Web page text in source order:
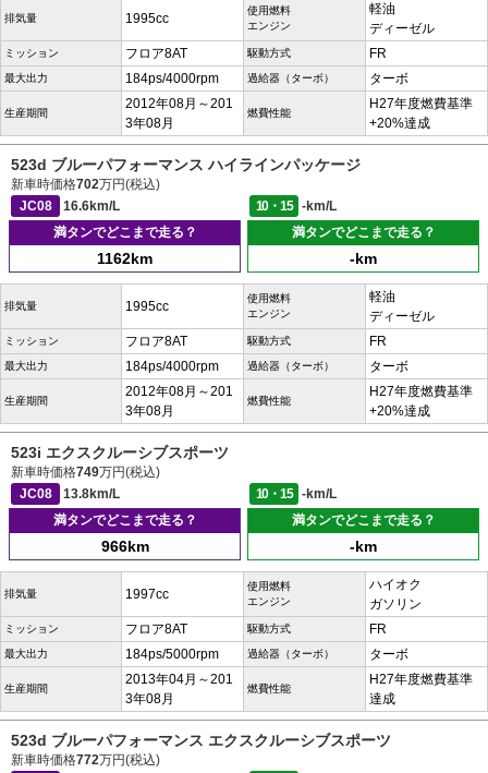
排気量 1995cc
使用燃料
エンジン
軽油
ディーゼル
ミッション フロア8AT 駆動方式 FR
最大出力 184ps/4000rpm 過給器（ターボ） ターボ
生産期間
2012年08月～201
3年08月
燃費性能
H27年度燃費基準
+20%達成
523d ブルーパフォーマンス ハイラインパッケージ
新車時価格702万円(税込)
JC08
16.6km/L 10・15
-km/L
満タンでどこまで走る？
1162km
満タンでどこまで走る？
-km
排気量 1995cc
使用燃料
エンジン
軽油
ディーゼル
ミッション フロア8AT 駆動方式 FR
最大出力 184ps/4000rpm 過給器（ターボ） ターボ
生産期間
2012年08月～201
3年08月
燃費性能
H27年度燃費基準
+20%達成
523i エクスクルーシブスポーツ
新車時価格749万円(税込)
JC08
13.8km/L 10・15
-km/L
満タンでどこまで走る？
966km
満タンでどこまで走る？
-km
排気量 1997cc
使用燃料
エンジン
ハイオク
ガソリン
ミッション フロア8AT 駆動方式 FR
最大出力 184ps/5000rpm 過給器（ターボ） ターボ
生産期間
2013年04月～201
3年08月
燃費性能
H27年度燃費基準
達成
523d ブルーパフォーマンス エクスクルーシブスポーツ
新車時価格772万円(税込)